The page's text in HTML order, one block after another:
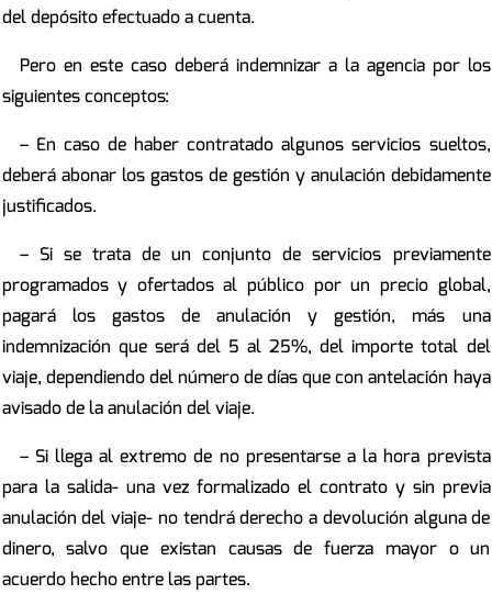
del depósito efectuado a cuenta.
Pero en este caso deberá indemnizar a la agencia por los
siguientes conceptos:
– En caso de haber contratado algunos servicios sueltos,
deberá abonar los gastos de gestión y anulación debidamente
justificados.
– Si se trata de un conjunto de servicios previamente
programados y ofertados al público por un precio global,
pagará los gastos de anulación y gestión, más una
indemnización que será del 5 al 25%, del importe total del
viaje, dependiendo del número de días que con antelación haya
avisado de la anulación del viaje.
– Si llega al extremo de no presentarse a la hora prevista
para la salida- una vez formalizado el contrato y sin previa
anulación del viaje- no tendrá derecho a devolución alguna de
dinero, salvo que existan causas de fuerza mayor o un
acuerdo hecho entre las partes.